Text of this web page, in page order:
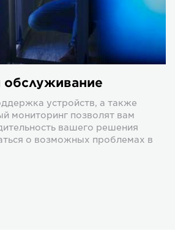
устройств, а также
мониторинг позволят вам
вашего решения
о возможных проблемах в